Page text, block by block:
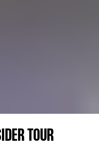
TOUR